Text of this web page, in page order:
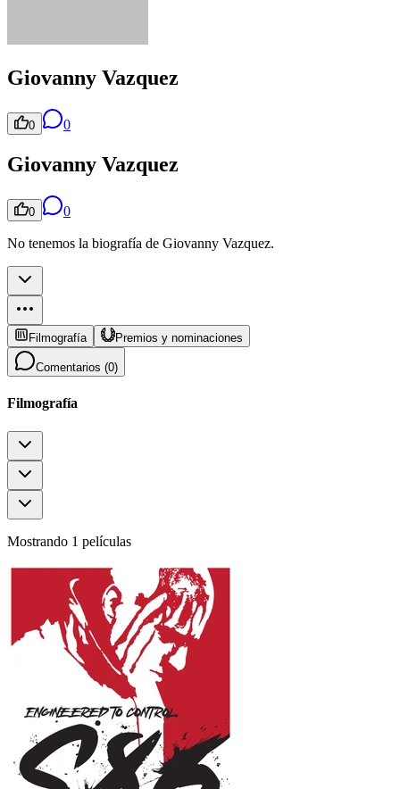
Giovanny Vazquez
0 0
Giovanny Vazquez
0 0
No tenemos la biografía de Giovanny Vazquez.
Filmografía Premios y nominaciones
Comentarios (0)
Filmografía
Mostrando 1 películas